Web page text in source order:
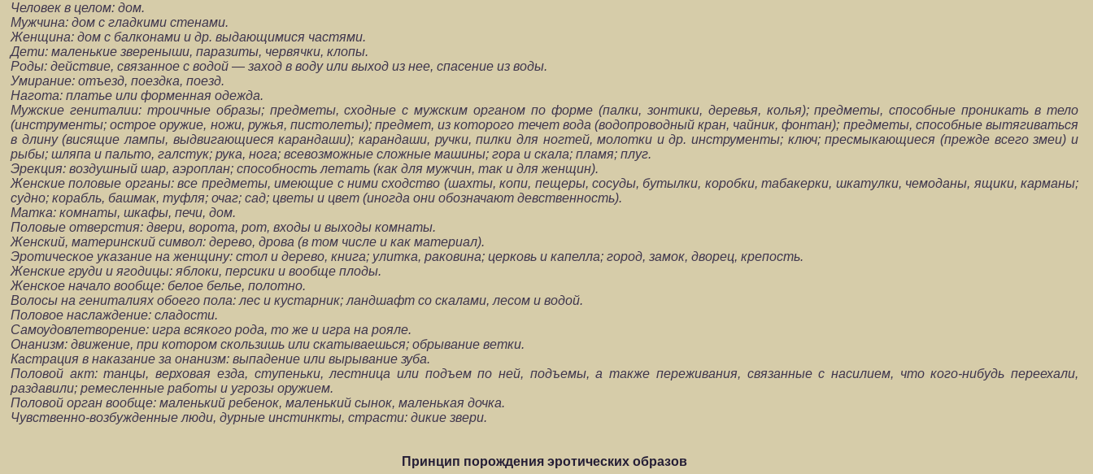
Человек в целом: дом.
Мужчина: дом с гладкими стенами.
Женщина: дом с балконами и др. выдающимися частями.
Дети: маленькие звереныши, паразиты, червячки, клопы.
Роды: действие, связанное с водой — заход в воду или выход из нее, спасение из воды.
Умирание: отъезд, поездка, поезд.
Нагота: платье или форменная одежда.
Мужские гениталии: троичные образы; предметы, сходные с мужским органом по форме (палки, зонтики, деревья, колья); предметы, способные проникать в тело
(инструменты; острое оружие, ножи, ружья, пистолеты); предмет, из которого течет вода (водопроводный кран, чайник, фонтан); предметы, способные вытягиваться
в длину (висящие лампы, выдвигающиеся карандаши); карандаши, ручки, пилки для ногтей, молотки и др. инструменты; ключ; пресмыкающиеся (прежде всего змеи) и
рыбы; шляпа и пальто, галстук; рука, нога; всевозможные сложные машины; гора и скала; пламя; плуг.
Эрекция: воздушный шар, аэроплан; способность летать (как для мужчин, так и для женщин).
Женские половые органы: все предметы, имеющие с ними сходство (шахты, копи, пещеры, сосуды, бутылки, коробки, табакерки, шкатулки, чемоданы, ящики, карманы;
судно; корабль, башмак, туфля; очаг; сад; цветы и цвет (иногда они обозначают девственность).
Матка: комнаты, шкафы, печи, дом.
Половые отверстия: двери, ворота, рот, входы и выходы комнаты.
Женский, материнский символ: дерево, дрова (в том числе и как материал).
Эротическое указание на женщину: стол и дерево, книга; улитка, раковина; церковь и капелла; город, замок, дворец, крепость.
Женские груди и ягодицы: яблоки, персики и вообще плоды.
Женское начало вообще: белое белье, полотно.
Волосы на гениталиях обоего пола: лес и кустарник; ландшафт со скалами, лесом и водой.
Половое наслаждение: сладости.
Самоудовлетворение: игра всякого рода, то же и игра на рояле.
Онанизм: движение, при котором скользишь или скатываешься; обрывание ветки.
Кастрация в наказание за онанизм: выпадение или вырывание зуба.
Половой акт: танцы, верховая езда, ступеньки, лестница или подъем по ней, подъемы, а также переживания, связанные с насилием, что кого-нибудь переехали,
раздавили; ремесленные работы и угрозы оружием.
Половой орган вообще: маленький ребенок, маленький сынок, маленькая дочка.
Чувственно-возбужденные люди, дурные инстинкты, страсти: дикие звери.
Принцип порождения эротических образов